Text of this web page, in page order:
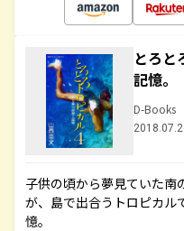
とろ
記憶
D-Books
子供の頃から夢見ていた南
が、島で出合うトロピカル
憶。